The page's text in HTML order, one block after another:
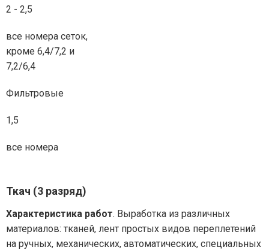
2 - 2,5
все номера сеток,
кроме 6,4/7,2 и
7,2/6,4
Фильтровые
1,5
все номера
Ткач (3 разряд)
Характеристика работ. Выработка из различных
материалов: тканей, лент простых видов переплетений
на ручных, механических, автоматических, специальных